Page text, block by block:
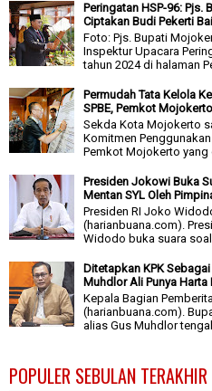
Peringatan HSP-96:
Ciptakan Budi Pekerti
Foto: Pjs. Bupati
Inspektur Upacara
tahun 2024 di halaman
Permudah Tata Kelola
SPBE, Pemkot
Sekda Kota Mojokerto
Komitmen
Pemkot Mojokerto yang
Presiden Jokowi Buka
Mentan SYL Oleh
Presiden RI Joko
(harianbuana.com).
Widodo buka suara soal
Ditetapkan KPK
Muhdlor Ali Punya Harta
Kepala Bagian
(harianbuana.com).
alias Gus Muhdlor
POPULER SEBULAN TERAKHIR